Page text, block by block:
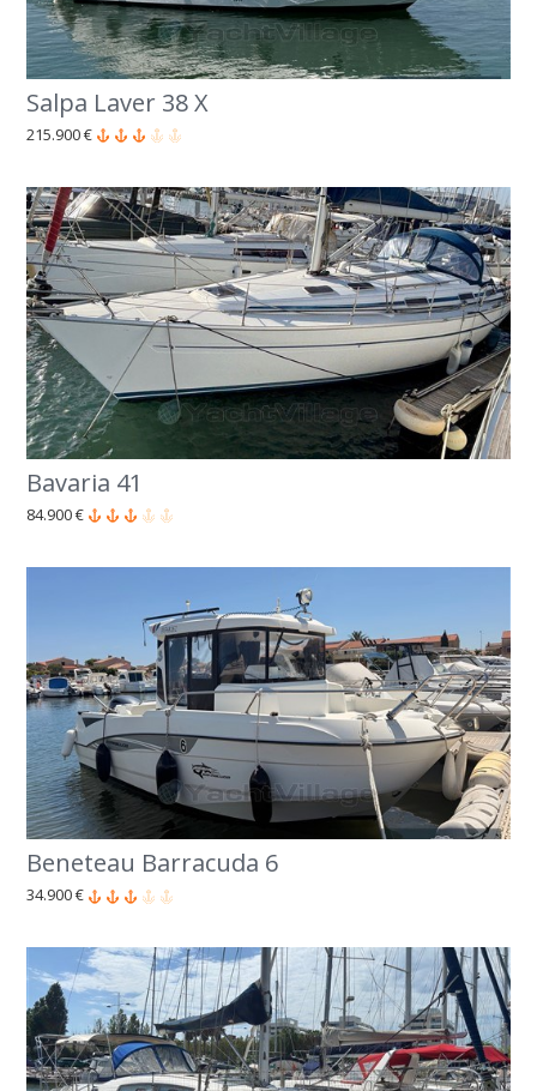
Salpa Laver 38 X
215.900 €
Bavaria 41
84.900 €
Beneteau Barracuda 6
34.900 €